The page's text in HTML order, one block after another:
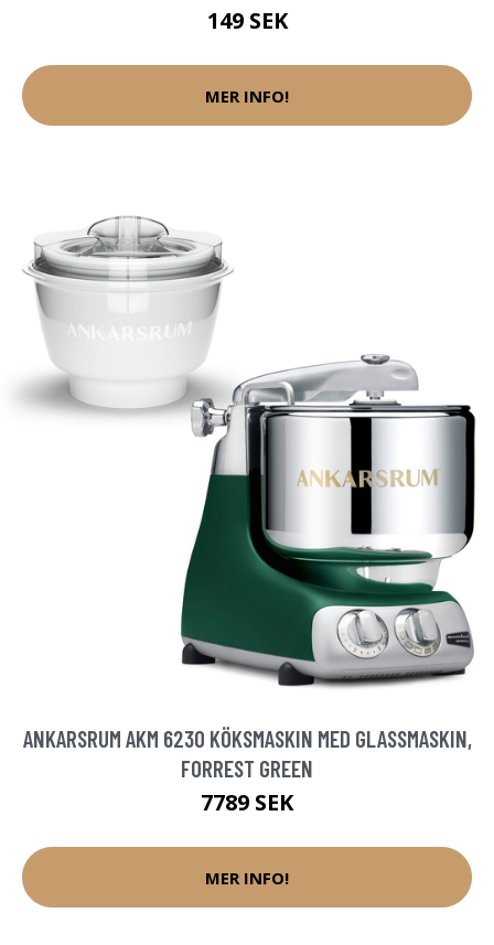
149 SEK
MER INFO!
ANKARSRUM AKM 6230 KÖKSMASKIN MED GLASSMASKIN,
FORREST GREEN
7789 SEK
MER INFO!